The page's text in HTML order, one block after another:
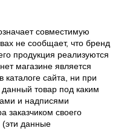
совместимую
не сообщает, что бренд
продукция реализуются
магазине является
сайта, ни при
данный товар под каким
и надписями
заказчиком своего
(эти данные